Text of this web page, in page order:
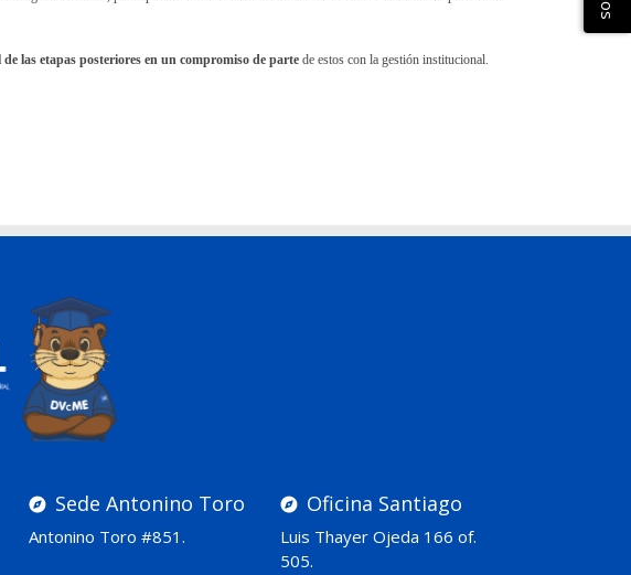
las etapas posteriores en un compromiso de parte de estos con la gestión institucional.
Sede Antonino Toro
Antonino Toro #851.
Oficina Santiago
Luis Thayer Ojeda 166 of.
505.